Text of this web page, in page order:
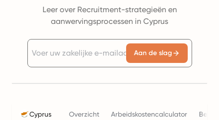
Leer over Recruitment-strategieën en
aanwervingsprocessen in Cyprus
Aan de slag
Cyprus Overzicht Arbeidskostencalculator